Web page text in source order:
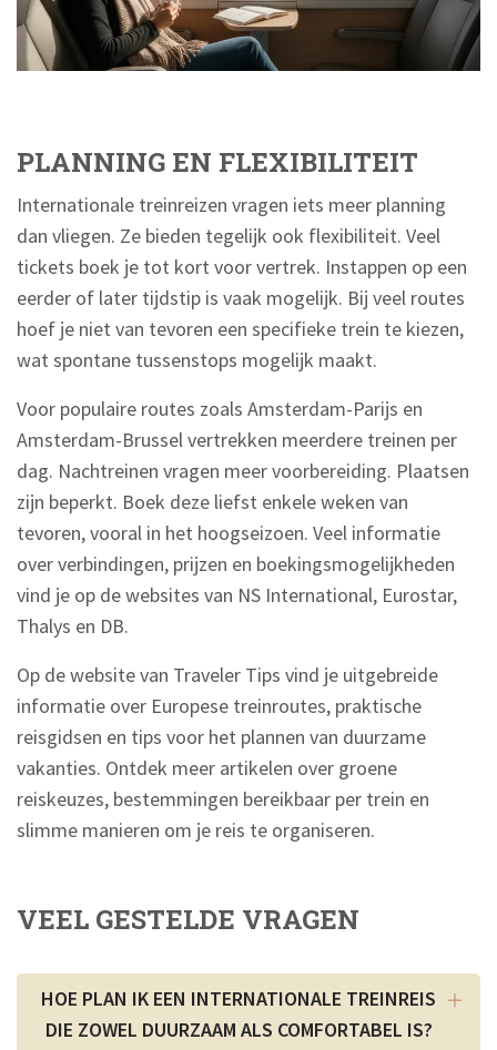
PLANNING EN FLEXIBILITEIT
Internationale treinreizen vragen iets meer planning
dan vliegen. Ze bieden tegelijk ook flexibiliteit. Veel
tickets boek je tot kort voor vertrek. Instappen op een
eerder of later tijdstip is vaak mogelijk. Bij veel routes
hoef je niet van tevoren een specifieke trein te kiezen,
wat spontane tussenstops mogelijk maakt.
Voor populaire routes zoals Amsterdam-Parijs en
Amsterdam-Brussel vertrekken meerdere treinen per
dag. Nachtreinen vragen meer voorbereiding. Plaatsen
zijn beperkt. Boek deze liefst enkele weken van
tevoren, vooral in het hoogseizoen. Veel informatie
over verbindingen, prijzen en boekingsmogelijkheden
vind je op de websites van NS International, Eurostar,
Thalys en DB.
Op de website van Traveler Tips vind je uitgebreide
informatie over Europese treinroutes, praktische
reisgidsen en tips voor het plannen van duurzame
vakanties. Ontdek meer artikelen over groene
reiskeuzes, bestemmingen bereikbaar per trein en
slimme manieren om je reis te organiseren.
VEEL GESTELDE VRAGEN
HOE PLAN IK EEN INTERNATIONALE TREINREIS
DIE ZOWEL DUURZAAM ALS COMFORTABEL IS?